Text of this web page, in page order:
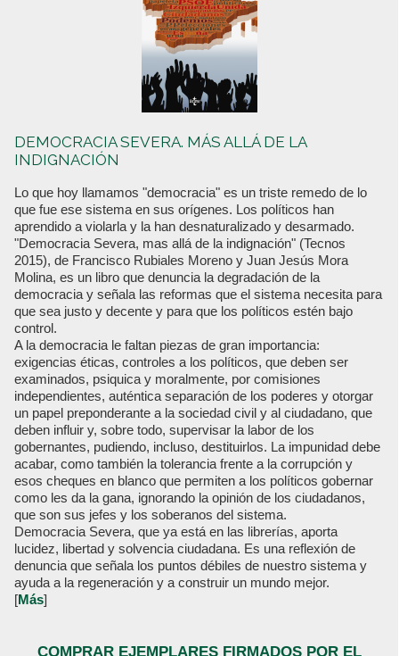
DEMOCRACIA SEVERA. MÁS ALLÁ DE LA
INDIGNACIÓN
Lo que hoy llamamos "democracia" es un triste remedo de lo
que fue ese sistema en sus orígenes. Los políticos han
aprendido a violarla y la han desnaturalizado y desarmado.
"Democracia Severa, mas allá de la indignación" (Tecnos
2015), de Francisco Rubiales Moreno y Juan Jesús Mora
Molina, es un libro que denuncia la degradación de la
democracia y señala las reformas que el sistema necesita para
que sea justo y decente y para que los políticos estén bajo
control.
A la democracia le faltan piezas de gran importancia:
exigencias éticas, controles a los políticos, que deben ser
examinados, psiquica y moralmente, por comisiones
independientes, auténtica separación de los poderes y otorgar
un papel preponderante a la sociedad civil y al ciudadano, que
deben influir y, sobre todo, supervisar la labor de los
gobernantes, pudiendo, incluso, destituirlos. La impunidad debe
acabar, como también la tolerancia frente a la corrupción y
esos cheques en blanco que permiten a los políticos gobernar
como les da la gana, ignorando la opinión de los ciudadanos,
que son sus jefes y los soberanos del sistema.
Democracia Severa, que ya está en las librerías, aporta
lucidez, libertad y solvencia ciudadana. Es una reflexión de
denuncia que señala los puntos débiles de nuestro sistema y
ayuda a la regeneración y a construir un mundo mejor.
[Más]
COMPRAR EJEMPLARES FIRMADOS POR EL